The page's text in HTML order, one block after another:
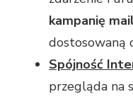
kampanię
dostosowaną
Spójność
przegląda na